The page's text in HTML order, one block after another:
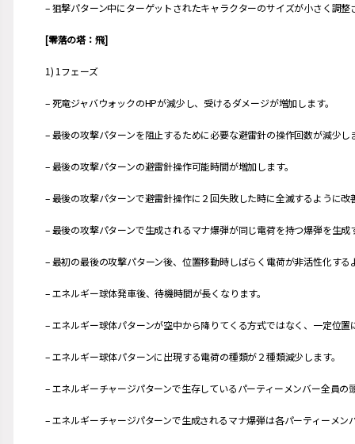
– 狙撃パターン中にターゲットされたキャラクターのサイズが小さく調整
[零落の塔：飛]
1) 1フェーズ
– 死竜ジャバウォックのHPが減少し、受けるダメージが増加します。
– 最後の攻撃パターンを阻止するために必要な避雷針の操作回数が減少し
– 最後の攻撃パターンの避雷針操作可能時間が増加します。
– 最後の攻撃パターンで避雷針操作に２回失敗した時に全滅するように改
– 最後の攻撃パターンで生成されるマナ爆弾が同じ電荷を持つ爆弾を生成
– 最初の最後の攻撃パターン後、位置移動時しばらく電荷が非活性化する
– エネルギー球体発車後、待機時間が長くなります。
– エネルギー球体パターンが空中から降りてくる方式ではなく、一定位
– エネルギー球体パターンに出現する電荷の種類が２種類減少します。
– エネルギーチャージパターンで生存しているパーティーメンバー全員の
– エネルギーチャージパターンで生成されるマナ爆弾は各パーティーメ